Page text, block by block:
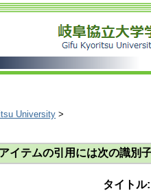
University >
イテムの引用には次の識別
タイトル: